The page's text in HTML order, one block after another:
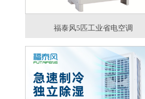
福泰风5匹工业省电空调